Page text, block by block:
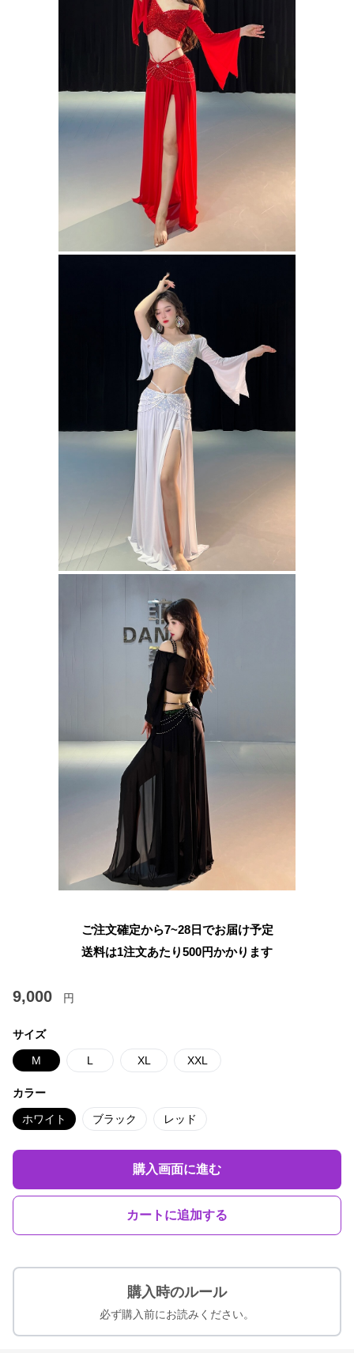
ご注文確定から7~28日でお届け予定
送料は1注文あたり500円かかります
9,000 円
サイズ
M L XL XXL
カラー
ホワイト ブラック レッド
購入画面に進む
カートに追加する
購入時のルール
必ず購入前にお読みください。